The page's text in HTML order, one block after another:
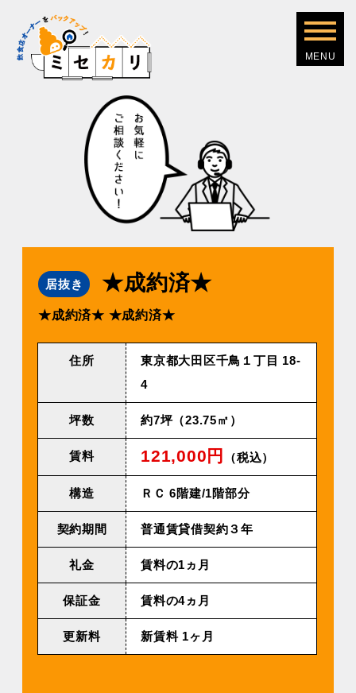
居抜き ★成約済★
★成約済★ ★成約済★
住所
東京都⼤⽥区千⿃１丁⽬ 18-
4
坪数 約7坪（23.75㎡）
賃料 121,000円 （税込）
構造 ＲＣ 6階建/1階部分
契約期間 普通賃貸借契約３年
礼金 賃料の1ヵ月
保証金 賃料の4ヵ月
更新料 新賃料 1ヶ⽉